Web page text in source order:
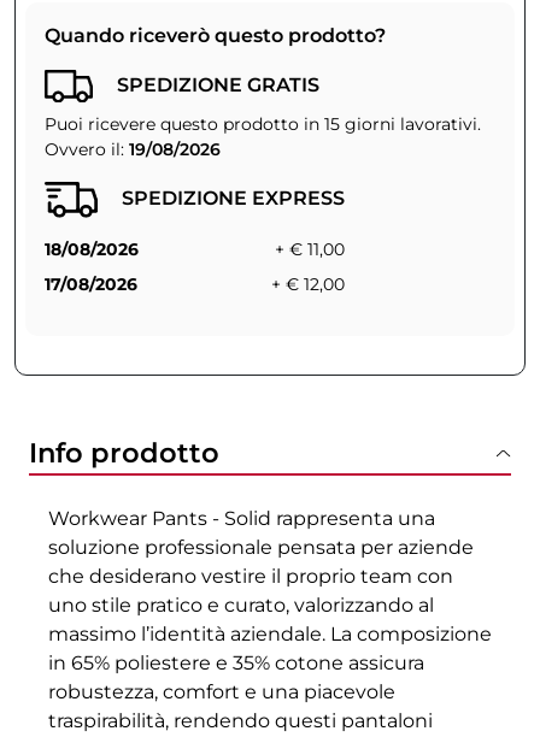
Quando riceverò questo prodotto?
SPEDIZIONE GRATIS
Puoi ricevere questo prodotto in 15 giorni lavorativi.
Ovvero il: 19/08/2026
SPEDIZIONE EXPRESS
18/08/2026
+ € 11,00
17/08/2026
+ € 12,00
Info prodotto
Workwear Pants - Solid rappresenta una
soluzione professionale pensata per aziende
che desiderano vestire il proprio team con
uno stile pratico e curato, valorizzando al
massimo l’identità aziendale. La composizione
in 65% poliestere e 35% cotone assicura
robustezza, comfort e una piacevole
traspirabilità, rendendo questi pantaloni